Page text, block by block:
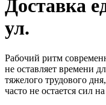
Доставка
ул.
Рабочий ритм
не оставляет времени
тяжелого трудового
часто не остается сил